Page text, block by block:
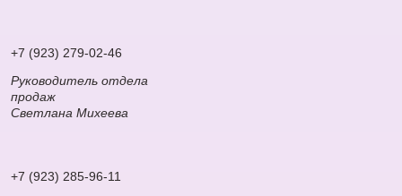
+7 (923) 279-02-46
Руководитель отдела
продаж
Светлана Михеева
+7 (923) 285-96-11